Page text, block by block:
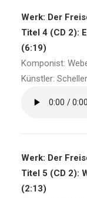
Werk: Der
Titel 4 (CD 2):
(6:19)
Komponist:
Künstler:
Werk: Der
Titel 5 (CD 2):
(2:13)